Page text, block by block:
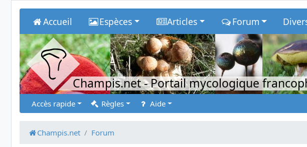
Accueil Espèces Articles Forum
Champis.net- Portail mycologique
Accès rapide Règles Aide
Champis.net Forum